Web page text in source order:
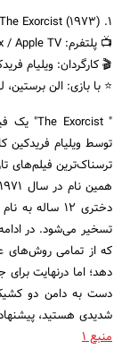
۱. The Exorcist (1973)
📺 پلتفرم: Max / Apple TV
🎬 کارگردان: ویلیام
⭐ با بازی: الن
توسط ویلیام فریدکین
ترسناک‌ترین فیلم‌های
دختری 12
تسخیر می‌شود. در
که از تمامی روش‌های
دهد؛ اما درنهایت
دست به دامن دو
شدیدی هستید،
منبع 1